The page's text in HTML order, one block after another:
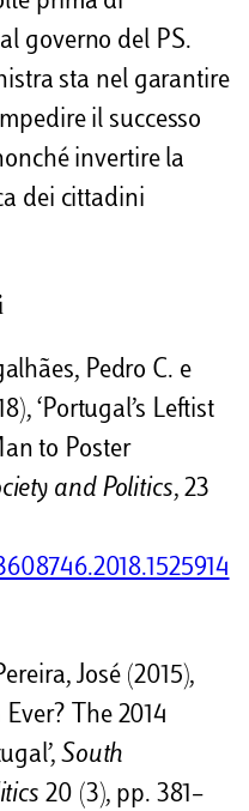
governo del PS.
sta nel garantire
il successo
invertire la
dei cittadini
Pedro C. e
‘Portugal’s Leftist
to Poster
and Politics, 23
José (2015),
The 2014
South
20 (3), pp. 381–